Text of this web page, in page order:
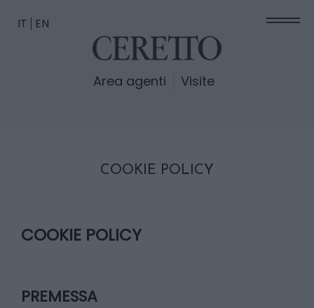
Area agenti Visite
IT EN
COOKIE POLICY
COOKIE POLICY
PREMESSA